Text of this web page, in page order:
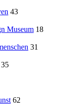
43
Museum 18
31
35
62